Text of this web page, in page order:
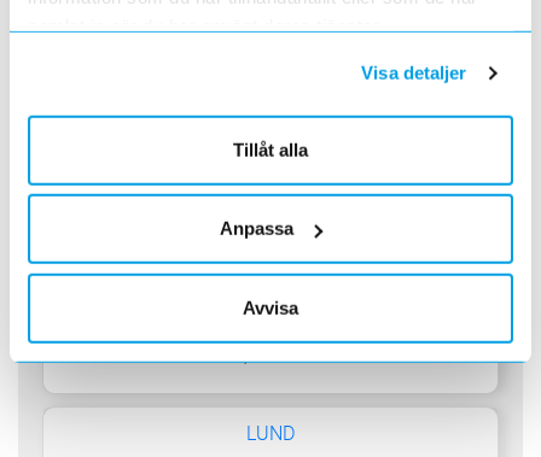
samlat in när du har använt deras tjänster.
Visa detaljer
Tillåt alla
Anpassa
Avvisa
BANVÄGEN 5
97346 LULEÅ
måndag - fredag: 06:45 - 16:00
08 - 92 35 00
Box 857, 97126 LULEÅ
LUND